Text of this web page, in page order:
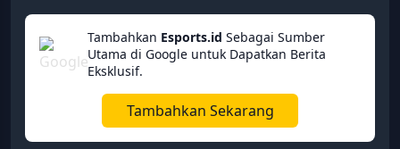
Tambahkan Esports.id Sebagai Sumber
Utama di Google untuk Dapatkan Berita
Eksklusif.
Tambahkan Sekarang